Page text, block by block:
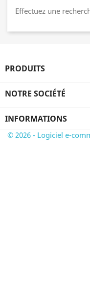
Effectuez une
PRODUITS
NOTRE SOCIÉTÉ
INFORMATIONS
© 2026 - Logiciel e-